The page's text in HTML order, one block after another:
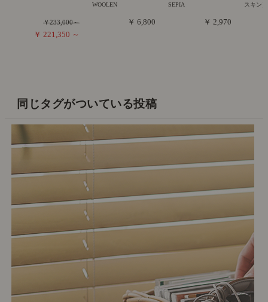
￥233,000～
￥ 221,350 ～
WOOLEN
￥ 6,800
SEPIA
￥ 2,970
スキン）
同じタグがついている投稿